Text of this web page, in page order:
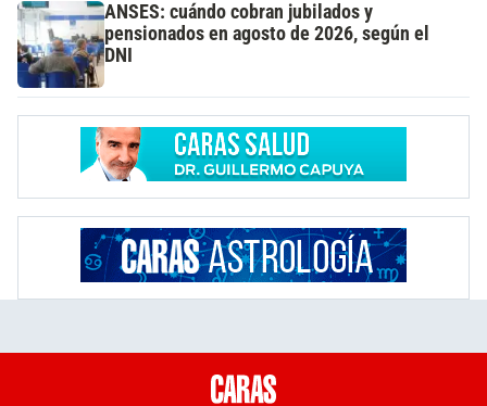
ANSES: cuándo cobran jubilados y
pensionados en agosto de 2026, según el
DNI